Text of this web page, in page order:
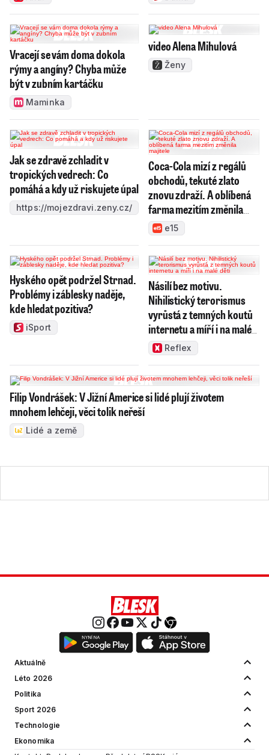
Vracejí se vám doma dokola
rýmy a angíny? Chyba může
být v zubním kartáčku
Maminka
video Alena Mihulová
Ženy
Jak se zdravě zchladit v
tropických vedrech: Co
pomáhá a kdy už riskujete úpal
https://mojezdravi.zeny.cz/
Coca-Cola mizí z regálů
obchodů, tekuté zlato
znovu zdraží. A oblíbená
farma mezitím změnila
majitele
e15
Hyského opět podržel Strnad.
Problémy i záblesky naděje,
kde hledat pozitiva?
iSport
Násilí bez motivu.
Nihilistický terorismus
vyrůstá z temných koutů
internetu a míří i na malé
dětiReflex
Filip Vondrášek: V Jižní Americe si lidé plují životem
mnohem lehčeji, věci tolik neřeší
Lidé a země
Aktuálně
Léto 2026
Politika
Sport 2026
Technologie
Ekonomika